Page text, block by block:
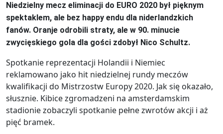
Niedzielny mecz eliminacji do EURO 2020 był pięknym
spektaklem, ale bez happy endu dla niderlandzkich
fanów. Oranje odrobili straty, ale w 90. minucie
zwycięskiego gola dla gości zdobył Nico Schultz.
Spotkanie reprezentacji Holandii i Niemiec
reklamowano jako hit niedzielnej rundy meczów
kwalifikacji do Mistrzostw Europy 2020. Jak się okazało,
słusznie. Kibice zgromadzeni na amsterdamskim
stadionie zobaczyli spotkanie pełne zwrotów akcji i aż
pięć bramek.